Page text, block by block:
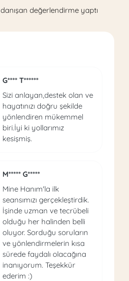
danışan değerlendirme yaptı
G**** T******
Sizi anlayan,destek olan ve
hayatınızı doğru şekilde
yönlendiren mükemmel
biri.İyi ki yollarımız
kesişmiş.
M***** G*****
Mine Hanım'la ilk
seansımızı gerçekleştirdik.
İşinde uzman ve tecrübeli
olduğu her halinden belli
oluyor. Sorduğu soruların
ve yönlendirmelerin kısa
sürede faydalı olacağına
inanıyorum. Teşekkür
ederim :)